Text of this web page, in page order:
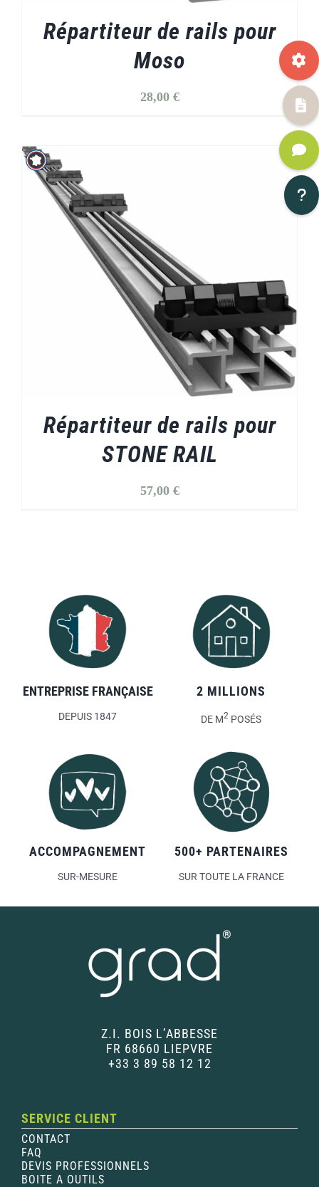
Répartiteur de rails pour
Moso
28,00 €
Répartiteur de rails pour
STONE RAIL
57,00 €
ENTREPRISE FRANÇAISE
DEPUIS 1847
2 MILLIONS
DE M2 POSÉS
ACCOMPAGNEMENT
SUR-MESURE
500+ PARTENAIRES
SUR TOUTE LA FRANCE
Z.I. BOIS L’ABBESSE
FR 68660 LIEPVRE
+33 3 89 58 12 12
SERVICE CLIENT
CONTACT
FAQ
DEVIS PROFESSIONNELS
BOITE A OUTILS